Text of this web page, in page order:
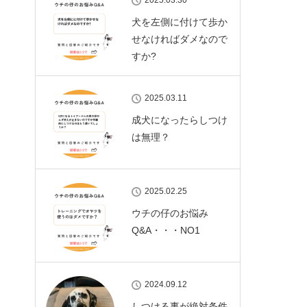
犬を左側に付けて歩か
せなければダメなので
すか?
2025.03.11
成犬になったらしつけ
は無理？
2025.02.25
ウチの仔のお悩み
Q&A・・・NO1
2024.09.12